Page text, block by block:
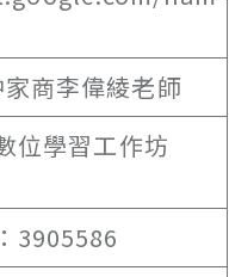
商李偉綾老師
位學習工作坊
3905586